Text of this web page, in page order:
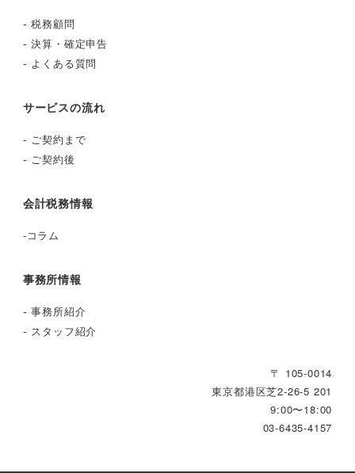
-税務顧問
-決算・確定申告
- よくある質問
サービスの流れ
- ご契約まで
- ご契約後
会計税務情報
-コラム
事務所情報
-事務所紹介
- スタッフ紹介
〒 105-0014
東京都港区芝2‐26‐5 201
9:00〜18:00
03-6435-4157